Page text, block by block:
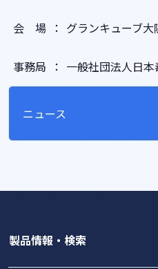
会 場 ： グランキューブ
事務局 ： 一般社団法人日
ニュース
製品情報・検索